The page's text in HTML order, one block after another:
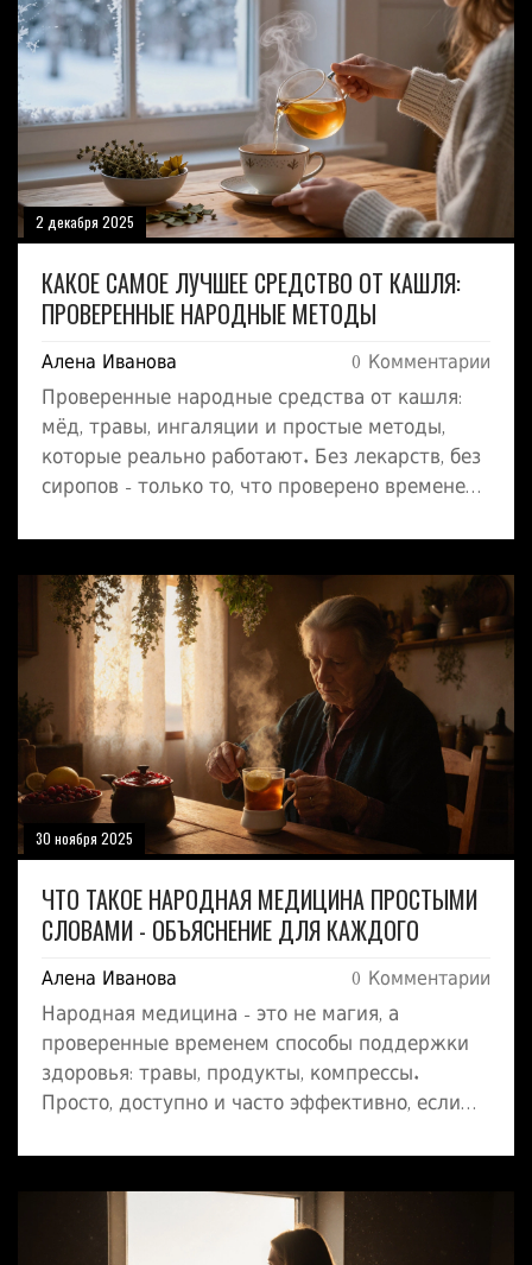
2 декабря 2025
КАКОЕ САМОЕ ЛУЧШЕЕ СРЕДСТВО ОТ КАШЛЯ:
ПРОВЕРЕННЫЕ НАРОДНЫЕ МЕТОДЫ
Алена Иванова 0 Комментарии
Проверенные народные средства от кашля:
мёд, травы, ингаляции и простые методы,
которые реально работают. Без лекарств, без
сиропов - только то, что проверено временем
30 ноября 2025
ЧТО ТАКОЕ НАРОДНАЯ МЕДИЦИНА ПРОСТЫМИ
СЛОВАМИ - ОБЪЯСНЕНИЕ ДЛЯ КАЖДОГО
Алена Иванова 0 Комментарии
Народная медицина - это не магия, а
проверенные временем способы поддержки
здоровья: травы, продукты, компрессы.
Просто, доступно и часто эффективно, если